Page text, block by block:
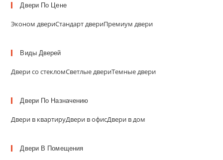
Двери По Цене
Эконом двериСтандарт двериПремиум двери
Виды Дверей
Двери со стекломСветлые двериТемные двери
Двери По Назначению
Двери в квартируДвери в офисДвери в дом
Двери В Помещения